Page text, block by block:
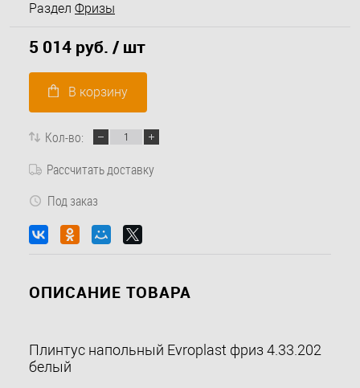
Раздел Фризы
5 014 руб. / шт
В корзину
Кол-во:
Рассчитать доставку
Под заказ
ОПИСАНИЕ ТОВАРА
Плинтус напольный Evroplast фриз 4.33.202
белый